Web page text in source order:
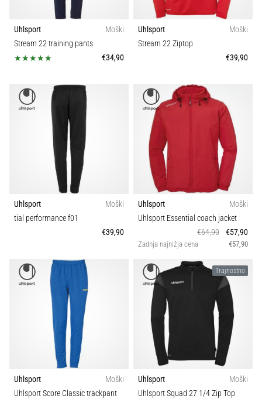
Uhlsport
Moški
Stream 22 training pants
€34,90
Uhlsport
Moški
Stream 22 Ziptop
€39,90
Uhlsport
Moški
tial performance f01
€39,90
Uhlsport
Moški
Uhlsport Essential coach jacket
€64,90
€57,90
Zadnja najnižja cena €57,90
Uhlsport
Moški
Uhlsport Score Classic trackpant
Trajnostno
Uhlsport
Moški
Uhlsport Squad 27 1/4 Zip Top